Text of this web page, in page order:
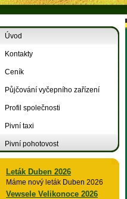
Úvod
Kontakty
Ceník
Půjčování vyčepního zařízení
Profil společnosti
Pivní taxi
Pivní pohotovost
Leták Duben 2026
Máme nový leták Duben 2026
Vewsele Velikonoce 2026